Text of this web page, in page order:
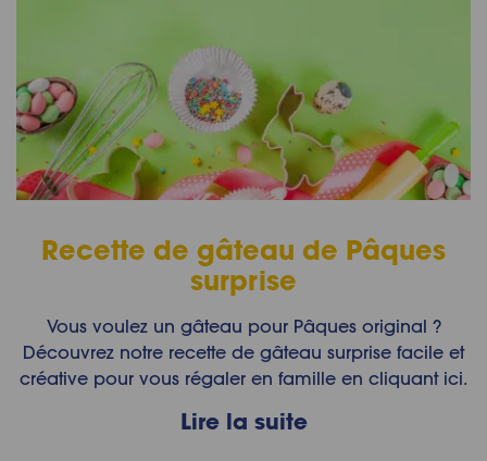
Recette de gâteau de Pâques
surprise
Vous voulez un gâteau pour Pâques original ?
Découvrez notre recette de gâteau surprise facile et
créative pour vous régaler en famille en cliquant ici.
Lire la suite